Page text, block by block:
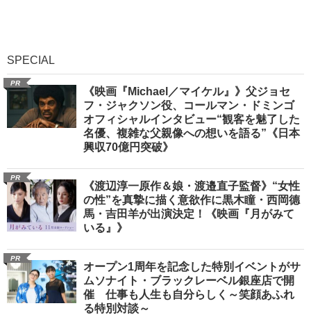
SPECIAL
PR
《映画『Michael／マイケル』》父ジョセ
フ・ジャクソン役、コールマン・ドミンゴ
オフィシャルインタビュー“観客を魅了した
名優、複雑な父親像への想いを語る”《日本
興収70億円突破》
PR
《渡辺淳一原作＆娘・渡邉直子監督》“女性
の性”を真摯に描く意欲作に黒木瞳・西岡德
馬・吉田羊が出演決定！《映画『月がみて
いる』》
PR
オープン1周年を記念した特別イベントがサ
ムソナイト・ブラックレーベル銀座店で開
催 仕事も人生も自分らしく～笑顔あふれ
る特別対談～